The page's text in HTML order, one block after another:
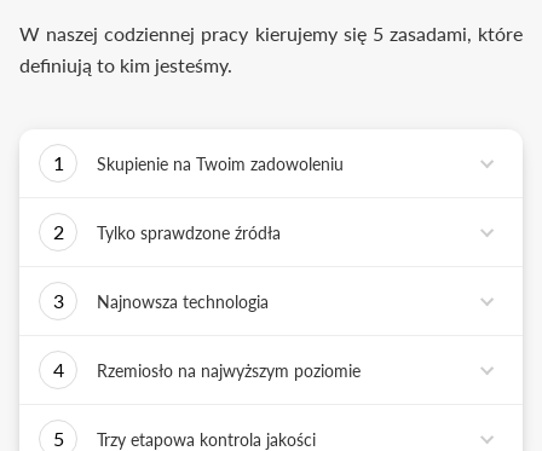
W naszej codziennej pracy kierujemy się 5 zasadami, które
definiują to kim jesteśmy.
1
Skupienie na Twoim zadowoleniu
zadanie - dostarczyć Ci biżuterię i doświadczenie,
2
Tylko sprawdzone źródła
sprawdzonych źródłach pochodzenia i
potwierdzone jest wieloletnią obecnością na rynku.
3
Najnowsza technologia
złotniczego z możliwościami najnowszych
nowatorskich rozwiązań.
4
Rzemiosło na najwyższym poziomie
doskonały. Każdy z naszych złotników, tworzy
5
Trzy etapowa kontrola jakości